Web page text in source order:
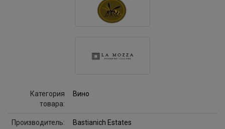
Категория
товара:
Вино
Производитель: Bastianich Estates